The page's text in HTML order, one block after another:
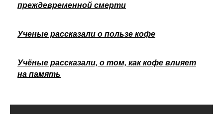
преждевременной смерти
Ученые рассказали о пользе кофе
Учёные рассказали, о том, как кофе влияет
на память